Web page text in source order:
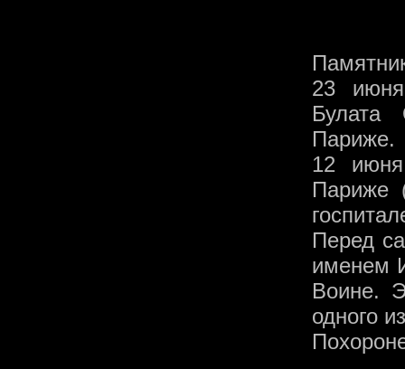
23 июня
Париже.
12
Париже
Перед
именем
Воине.
одного